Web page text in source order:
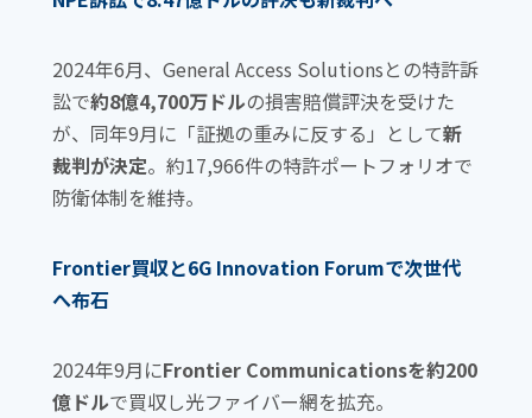
2024年6月、General Access Solutionsとの特許訴
訟で約8億4,700万ドルの損害賠償評決を受けた
が、同年9月に「証拠の重みに反する」として新
裁判が決定。約17,966件の特許ポートフォリオで
防衛体制を維持。
Frontier買収と6G Innovation Forumで次世代
へ布石
2024年9月にFrontier Communicationsを約200
億ドルで買収し光ファイバー網を拡充。